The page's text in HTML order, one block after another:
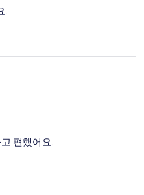
.
편했어요.